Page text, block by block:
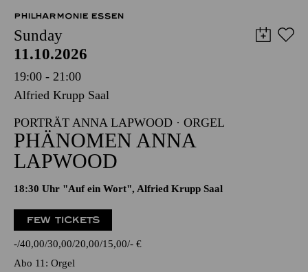
PHILHARMONIE ESSEN
Sunday
11.10.2026
19:00 - 21:00
Alfried Krupp Saal
PORTRÄT ANNA LAPWOOD · ORGEL
PHÄNOMEN ANNA
LAPWOOD
18:30 Uhr "Auf ein Wort", Alfried Krupp Saal
FEW TICKETS
- 40,00 30,00 20,00 15,00 - €
Abo 11: Orgel